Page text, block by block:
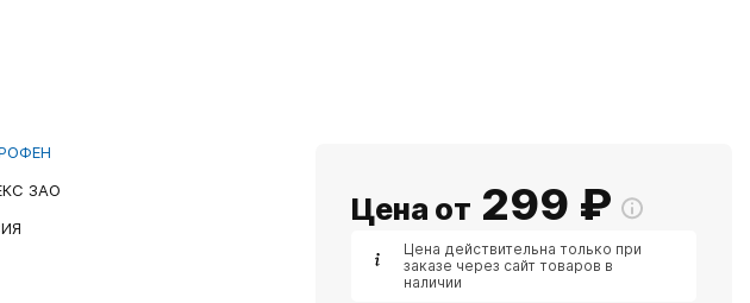
ЗАО
Цена от 299 ₽
Цена действительна только при
заказе через сайт товаров в
наличии